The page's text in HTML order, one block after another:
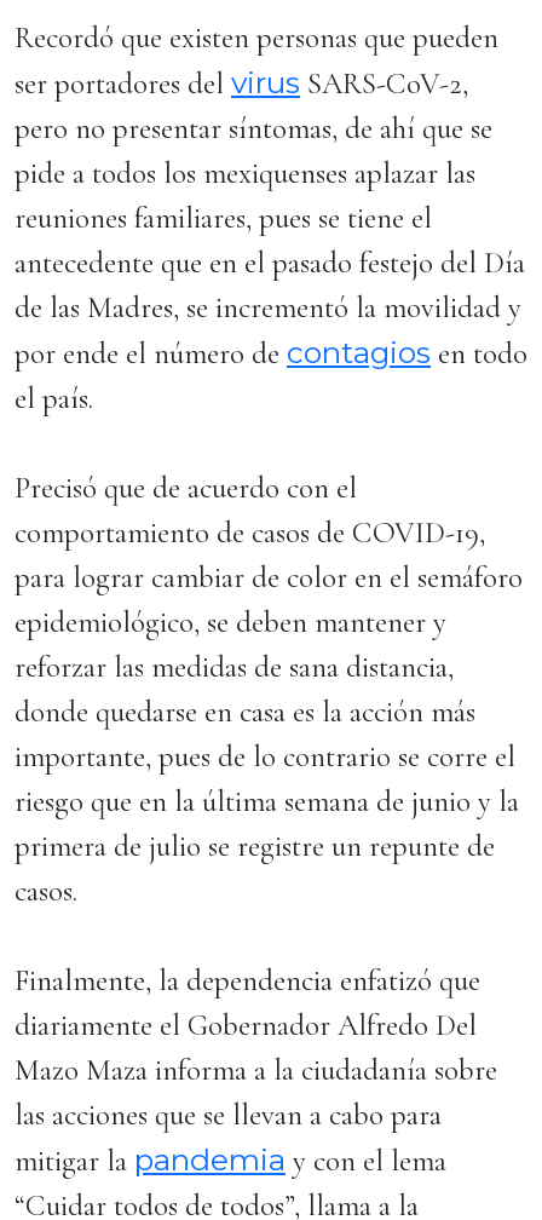
Recordó que existen personas que pueden
ser portadores del virus SARS-CoV-2,
pero no presentar síntomas, de ahí que se
pide a todos los mexiquenses aplazar las
reuniones familiares, pues se tiene el
antecedente que en el pasado festejo del Día
de las Madres, se incrementó la movilidad y
por ende el número de contagios en todo
el país.
Precisó que de acuerdo con el
comportamiento de casos de COVID-19,
para lograr cambiar de color en el semáforo
epidemiológico, se deben mantener y
reforzar las medidas de sana distancia,
donde quedarse en casa es la acción más
importante, pues de lo contrario se corre el
riesgo que en la última semana de junio y la
primera de julio se registre un repunte de
casos.
Finalmente, la dependencia enfatizó que
diariamente el Gobernador Alfredo Del
Mazo Maza informa a la ciudadanía sobre
las acciones que se llevan a cabo para
mitigar la pandemia y con el lema
“Cuidar todos de todos”, llama a la